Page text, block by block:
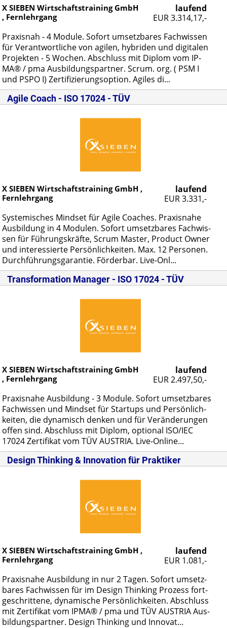
laufend
EUR 3.314,17,-
X SIEBEN Wirtschaftstraining GmbH
, Fernlehrgang
Pra­xis­nah - 4 Mo­du­le. So­fort um­setz­ba­res Fach­wis­sen
für Ver­ant­wort­li­che von agi­len, hy­bri­den und di­gi­ta­len
Pro­jek­ten - 5 Wo­chen. Ab­schluss mit Di­plom vom IP­
MA® / pma Aus­bil­dungs­part­ner. Scrum. org. ( PSM I
und PSPO I) Zer­ti­fi­zie­rungs­op­ti­on. Agi­les di...
Agile Coach - ISO 17024 - TÜV
laufend
EUR 3.331,-
X SIEBEN Wirtschaftstraining GmbH ,
Fernlehrgang
Sys­te­mi­sches Mind­set für Agi­le Coa­ches. Pra­xis­na­he
Aus­bil­dung in 4 Mo­du­len. So­fort um­setz­ba­res Fach­wis­
sen für Füh­rungs­kräf­te, Scrum Mas­ter, Pro­duct Ow­ner
und in­ter­es­sier­te Per­sön­lich­kei­ten. Max. 12 Per­so­nen.
Durch­füh­rungs­ga­ran­tie. För­der­bar. Live-Onl...
Transformation Manager - ISO 17024 - TÜV
laufend
EUR 2.497,50,-
X SIEBEN Wirtschaftstraining GmbH
, Fernlehrgang
Pra­xis­na­he Aus­bil­dung - 3 Mo­du­le. So­fort um­setz­ba­res
Fach­wis­sen und Mind­set für Star­tups und Per­sön­lich­
kei­ten, die dy­na­misch den­ken und für Ver­än­de­run­gen
of­fen sind. Ab­schluss mit Di­plom, op­tio­nal ISO/IEC
17024 Zer­ti­fi­kat vom TÜV AUS­TRIA. Live-On­line...
Design Thinking & Innovation für Praktiker
laufend
EUR 1.081,-
X SIEBEN Wirtschaftstraining GmbH ,
Fernlehrgang
Pra­xis­na­he Aus­bil­dung in nur 2 Ta­gen. So­fort um­setz­
ba­res Fach­wis­sen für im De­sign Thin­king Pro­zess fort­
ge­schrit­te­ne, dy­na­mi­sche Per­sön­lich­kei­ten. Ab­schluss
mit Zer­ti­fi­kat vom IP­MA® / pma und TÜV AUS­TRIA Aus­
bil­dungs­part­ner. De­sign Thin­king und In­no­vat...